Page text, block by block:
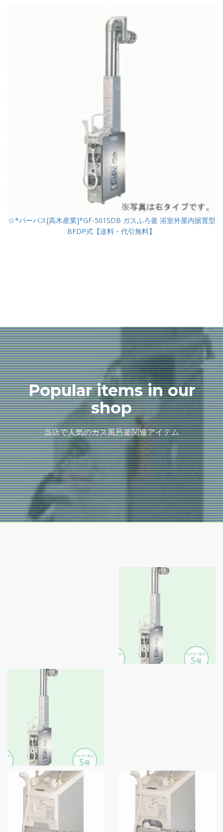
☆*パーパス[高木産業]*GF-501SDB ガスふろ釜 浴室外屋内据置型
BFDP式【送料・代引無料】
Popular items in our
shop
当店で人気のガス風呂釜関連アイテム